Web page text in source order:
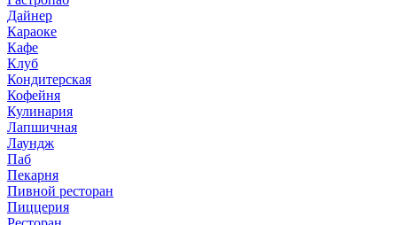
Дайнер
Караоке
Кафе
Клуб
Кондитерская
Кофейня
Кулинария
Лапшичная
Лаундж
Паб
Пекарня
Пивной ресторан
Пиццерия